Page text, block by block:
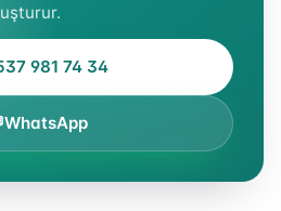
981 74 34
WhatsApp